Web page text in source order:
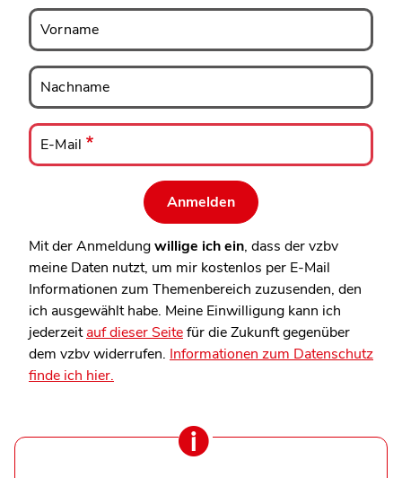
Vorname
Vorname
Nachname
Nachname
E-
Mail
E-Mail
Mit der Anmeldungwillige ich ein, dass der vzbv
meine Daten nutzt, um mir kostenlos per E-Mail
Informationen zum Themenbereich zuzusenden, den
ich ausgewählt habe. Meine Einwilligung kann ich
jederzeitauf dieser Seitefür die Zukunft gegenüber
dem vzbv widerrufen. Informationen zum Datenschutz
finde ich hier.